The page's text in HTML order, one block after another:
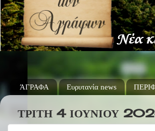
ΆΓΡΑΦΑ Ευρυτανία news
ΤΡΊΤΗ 4 ΙΟΥΝΊΟΥ